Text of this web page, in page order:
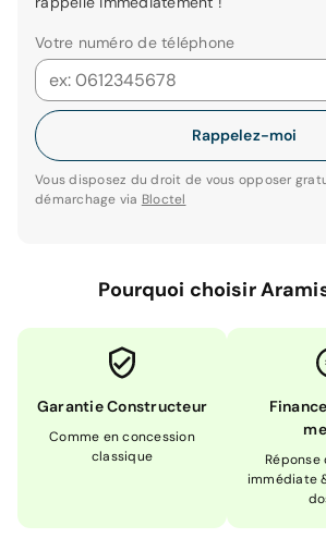
Votre numéro de téléphone
Rappelez-moi
Vous disposez du droit de vous opposer
démarchage via Bloctel
Pourquoi choisir
Garantie Constructeur
Comme en concession
classique
immédiate